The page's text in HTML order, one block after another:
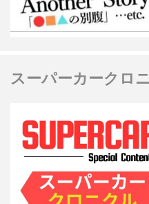
スーパーカークロ